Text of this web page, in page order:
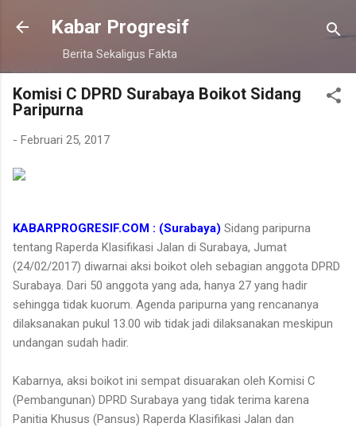
Langsung ke konten utama
Kabar Progresif
Berita Sekaligus Fakta
Komisi C DPRD Surabaya Boikot Sidang
Paripurna
- Februari 25, 2017
KABARPROGRESIF.COM : (Surabaya) Sidang paripurna
tentang Raperda Klasifikasi Jalan di Surabaya, Jumat
(24/02/2017) diwarnai aksi boikot oleh sebagian anggota DPRD
Surabaya. Dari 50 anggota yang ada, hanya 27 yang hadir
sehingga tidak kuorum. Agenda paripurna yang rencananya
dilaksanakan pukul 13.00 wib tidak jadi dilaksanakan meskipun
undangan sudah hadir.
Kabarnya, aksi boikot ini sempat disuarakan oleh Komisi C
(Pembangunan) DPRD Surabaya yang tidak terima karena
Panitia Khusus (Pansus) Raperda Klasifikasi Jalan dan